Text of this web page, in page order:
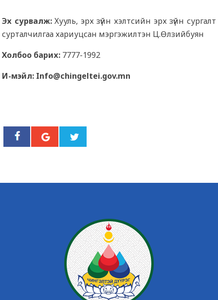
Эх сурвалж:Хууль, эрх зүйн хэлтсийн эрх зүйн сургалт
сурталчилгаа хариуцсан мэргэжилтэн Ц.Өлзийбуян
Холбоо барих: 7777-1992
И-мэйл: Info@chingeltei.gov.mn